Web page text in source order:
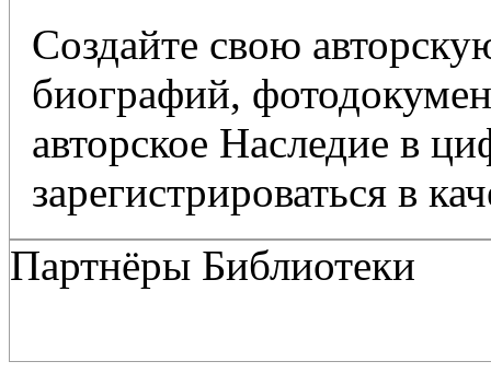
Создайте свою
биографий,
авторское Наследие в
зарегистрироваться в
Партнёры Библиотеки